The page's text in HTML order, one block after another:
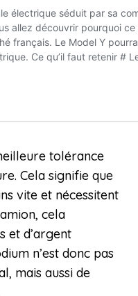
tolérance
Cela signifie que
vite et nécessitent
cela
et d’argent
n’est donc pas
mais aussi de